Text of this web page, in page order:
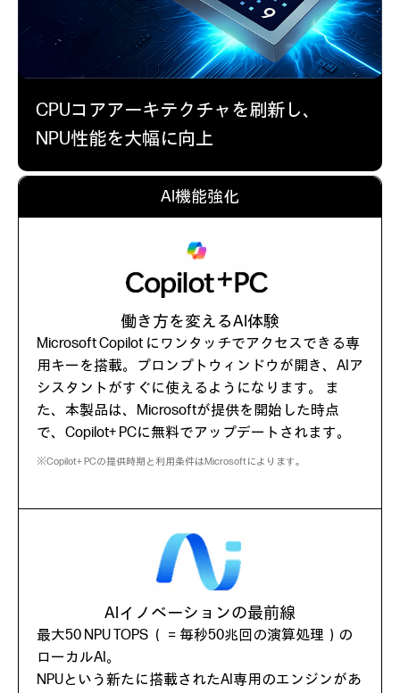
CPUコアアーキテクチャを刷新し、
NPU性能を大幅に向上
AI機能強化
働き方を変えるAI体験
Microsoft Copilot にワンタッチでアクセスできる専
用キーを搭載。プロンプトウィンドウが開き、AIア
シスタントがすぐに使えるようになります。 ま
た、本製品は、Microsoftが提供を開始した時点
で、Copilot+ PCに無料でアップデートされます。
※Copilot+ PCの提供時期と利用条件はMicrosoftによります。
AIイノベーションの最前線
最大50 NPU TOPS （＝毎秒50兆回の演算処理）の
ローカルAI。
NPUという新たに搭載されたAI専用のエンジンがあ